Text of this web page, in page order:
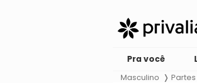
Pra você
Masculino